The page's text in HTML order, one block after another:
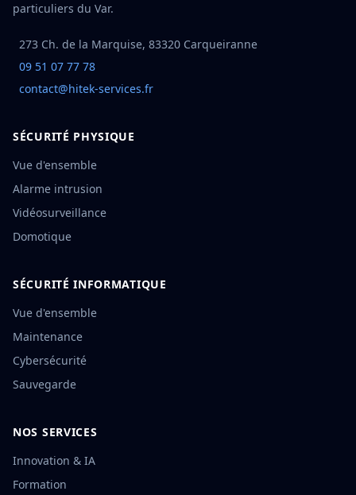
particuliers du Var.
273 Ch. de la Marquise, 83320 Carqueiranne
09 51 07 77 78
contact@hitek-services.fr
SÉCURITÉ PHYSIQUE
Vue d'ensemble
Alarme intrusion
Vidéosurveillance
Domotique
SÉCURITÉ INFORMATIQUE
Vue d'ensemble
Maintenance
Cybersécurité
Sauvegarde
NOS SERVICES
Innovation & IA
Formation